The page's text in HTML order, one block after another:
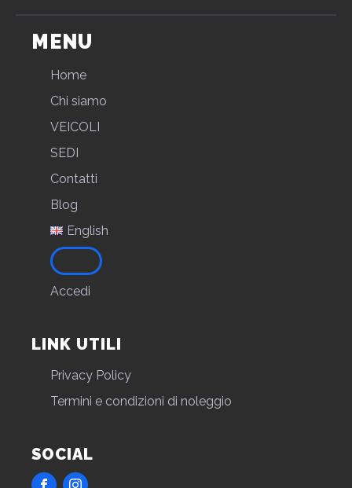
MENU
Home
Chi siamo
VEICOLI
SEDI
Contatti
Blog
English
Accedi
LINK UTILI
Privacy Policy
Termini e condizioni di noleggio
SOCIAL